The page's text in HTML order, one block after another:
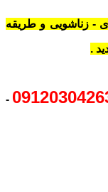
- زناشویی و طریقه
.
-